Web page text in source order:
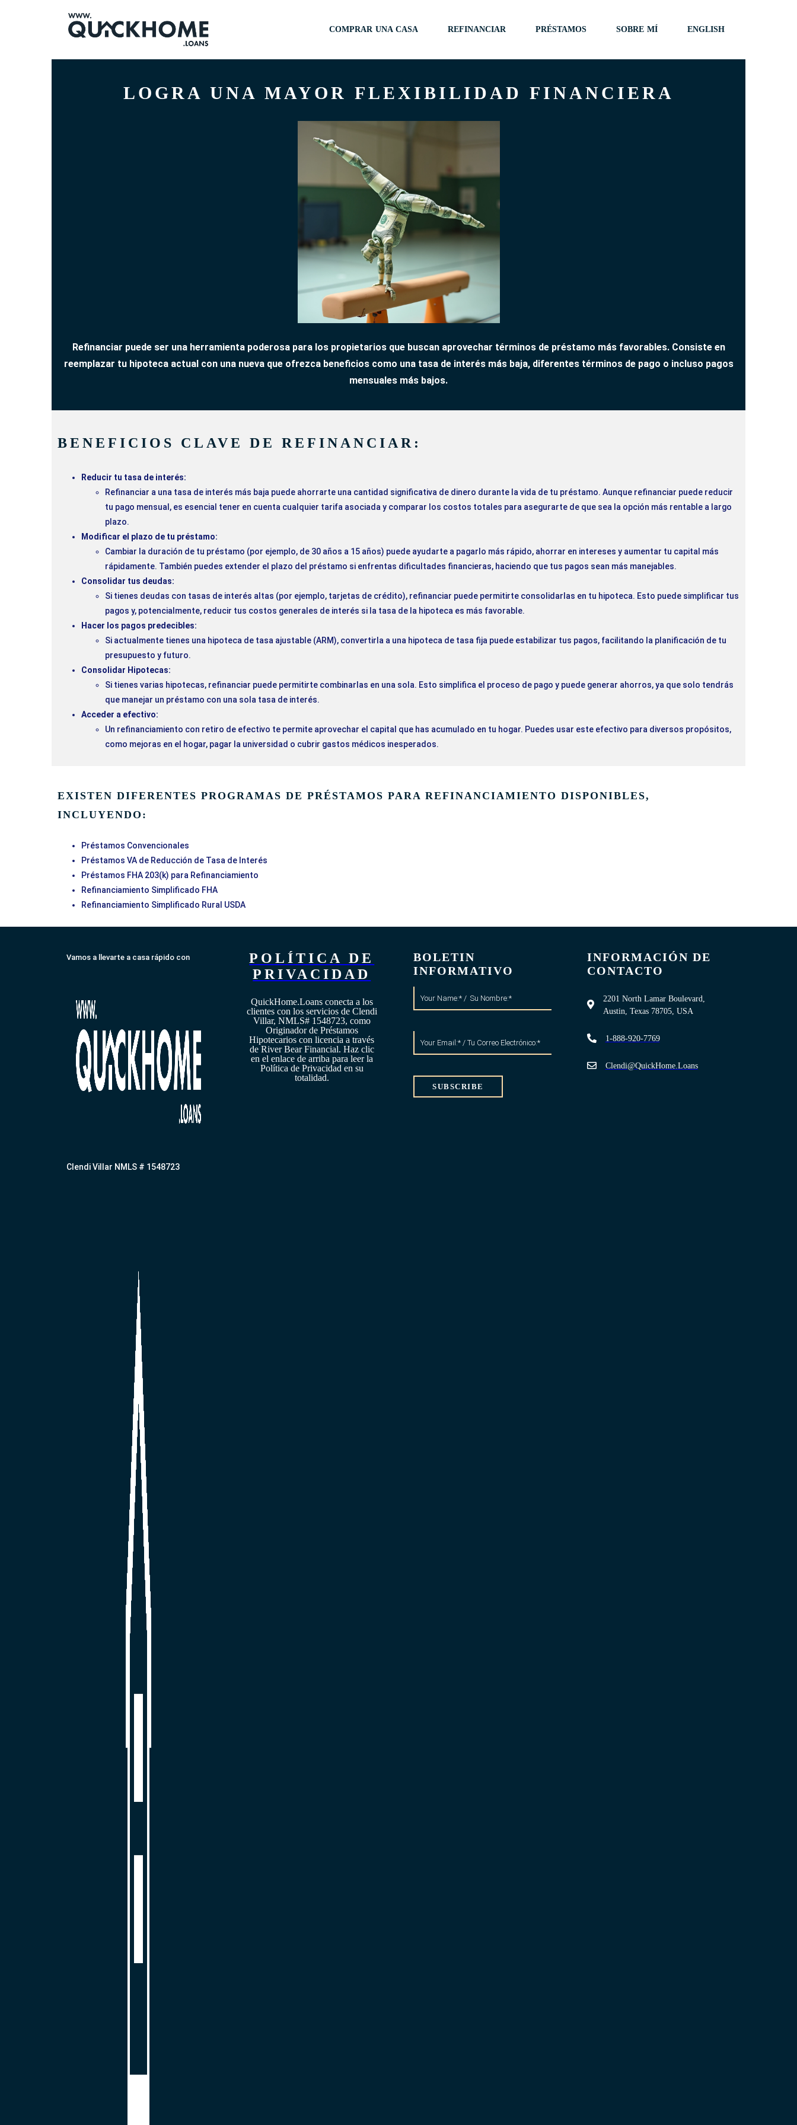
COMPRAR UNA CASA REFINANCIAR PRÉSTAMOS SOBRE MÍ ENGLISH
LOGRA UNA MAYOR FLEXIBILIDAD FINANCIERA
Refinanciar puede ser una herramienta poderosa para los propietarios que buscan aprovechar términos de préstamo más favorables. Consiste en
reemplazar tu hipoteca actual con una nueva que ofrezca beneficios como una tasa de interés más baja, diferentes términos de pago o incluso pagos
mensuales más bajos.
BENEFICIOS CLAVE DE REFINANCIAR :
Reducir tu tasa de interés:
Refinanciar a una tasa de interés más baja puede ahorrarte una cantidad significativa de dinero durante la vida de tu préstamo. Aunque refinanciar puede reducir
tu pago mensual, es esencial tener en cuenta cualquier tarifa asociada y comparar los costos totales para asegurarte de que sea la opción más rentable a largo
plazo.
Modificar el plazo de tu préstamo:
Cambiar la duración de tu préstamo (por ejemplo, de 30 años a 15 años) puede ayudarte a pagarlo más rápido, ahorrar en intereses y aumentar tu capital más
rápidamente. También puedes extender el plazo del préstamo si enfrentas dificultades financieras, haciendo que tus pagos sean más manejables.
Consolidar tus deudas:
Si tienes deudas con tasas de interés altas (por ejemplo, tarjetas de crédito), refinanciar puede permitirte consolidarlas en tu hipoteca. Esto puede simplificar tus
pagos y, potencialmente, reducir tus costos generales de interés si la tasa de la hipoteca es más favorable.
Hacer los pagos predecibles:
Si actualmente tienes una hipoteca de tasa ajustable (ARM), convertirla a una hipoteca de tasa fija puede estabilizar tus pagos, facilitando la planificación de tu
presupuesto y futuro.
Consolidar Hipotecas:
Si tienes varias hipotecas, refinanciar puede permitirte combinarlas en una sola. Esto simplifica el proceso de pago y puede generar ahorros, ya que solo tendrás
que manejar un préstamo con una sola tasa de interés.
Acceder a efectivo:
Un refinanciamiento con retiro de efectivo te permite aprovechar el capital que has acumulado en tu hogar. Puedes usar este efectivo para diversos propósitos,
como mejoras en el hogar, pagar la universidad o cubrir gastos médicos inesperados.
EXISTEN DIFERENTES PROGRAMAS DE PRÉSTAMOS PARA REFINANCIAMIENTO DISPONIBLES,
INCLUYENDO:
Préstamos Convencionales
Préstamos VA de Reducción de Tasa de Interés
Préstamos FHA 203(k) para Refinanciamiento
Refinanciamiento Simplificado FHA
Refinanciamiento Simplificado Rural USDA
Vamos a llevarte a casa rápido con
Clendi Villar NMLS # 1548723
POLÍTICA DE
PRIVACIDAD
QuickHome.Loans conecta a los
clientes con los servicios de Clendi
Villar, NMLS# 1548723, como
Originador de Préstamos
Hipotecarios con licencia a través
de River Bear Financial. Haz clic
en el enlace de arriba para leer la
Política de Privacidad en su
totalidad.
BOLETIN
INFORMATIVO
SUBSCRIBE
INFORMACIÓN DE
CONTACTO
2201 North Lamar Boulevard,
Austin, Texas 78705, USA
1-888-920-7769
Clendi@QuickHome.Loans